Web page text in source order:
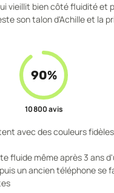
vieillit bien côté fluidité et
son talon d'Achille et la
90%
10 800avis
avec des couleurs
fluide même après 3 ans
un ancien téléphone se